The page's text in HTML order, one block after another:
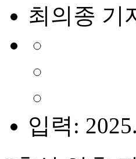
최의종 기
입력: